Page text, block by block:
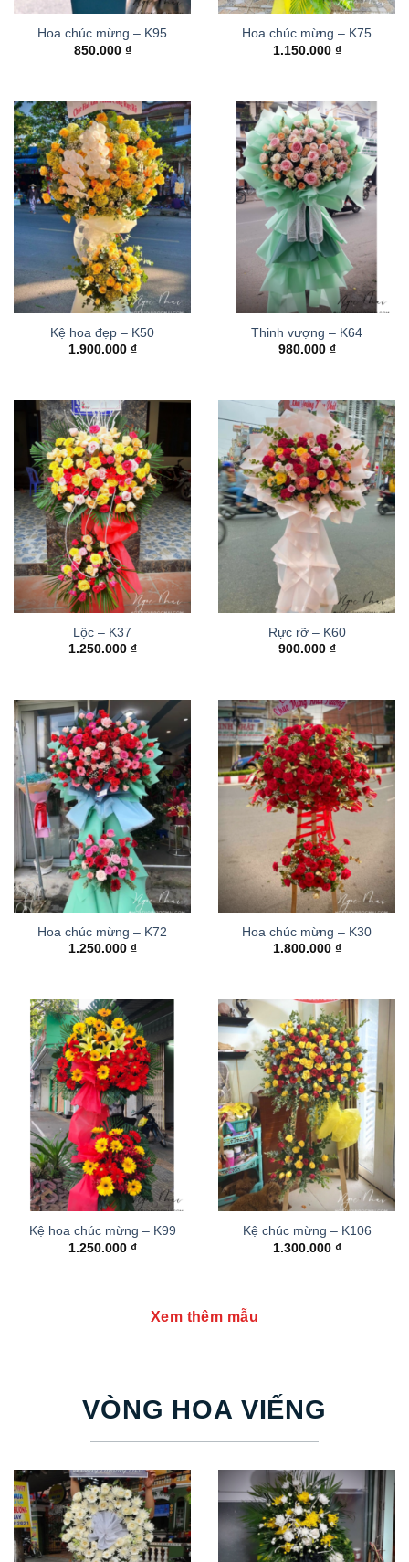
Hoa chúc mừng – K95
850.000 ₫
Hoa chúc mừng – K75
1.150.000 ₫
Kệ hoa đẹp – K50
1.900.000 ₫
Thinh vượng – K64
980.000 ₫
Lộc – K37
1.250.000 ₫
Rực rỡ – K60
900.000 ₫
Hoa chúc mừng – K72
1.250.000 ₫
Hoa chúc mừng – K30
1.800.000 ₫
Kệ hoa chúc mừng – K99
1.250.000 ₫
Kệ chúc mừng – K106
1.300.000 ₫
Xem thêm mẫu
VÒNG HOA VIẾNG